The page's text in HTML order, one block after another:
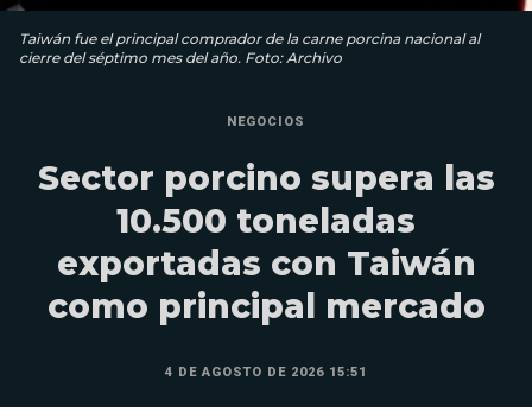
Taiwán fue el principal comprador de la carne porcina nacional al
cierre del séptimo mes del año. Foto: Archivo
NEGOCIOS
Sector porcino supera las
10.500 toneladas
exportadas con Taiwán
como principal mercado
4 DE AGOSTO DE 2026 15:51